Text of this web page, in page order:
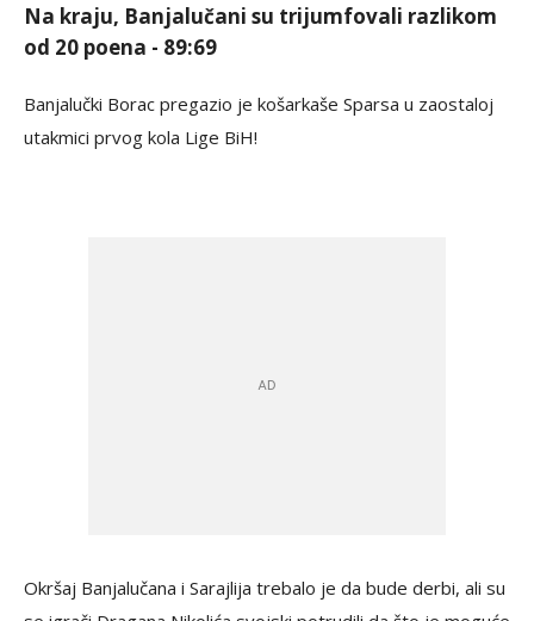
Na kraju, Banjalučani su trijumfovali razlikom
od 20 poena - 89:69
Banjalučki Borac pregazio je košarkaše Sparsa u zaostaloj
utakmici prvog kola Lige BiH!
Okršaj Banjalučana i Sarajlija trebalo je da bude derbi, ali su